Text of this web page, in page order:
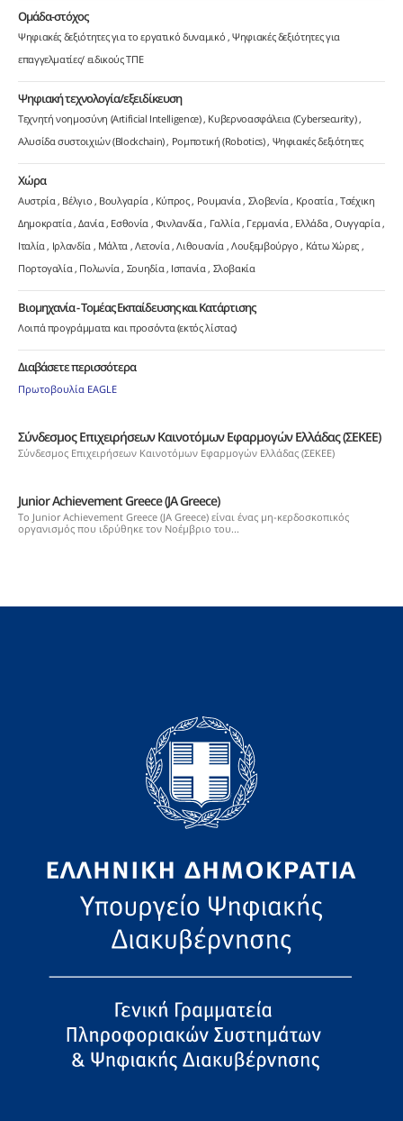
Ομάδα-στόχος
Ψηφιακές δεξιότητες για το εργατικό δυναμικό Ψηφιακές δεξιότητες για
επαγγελματίες/ ειδικούς ΤΠΕ
Ψηφιακή τεχνολογία/εξειδίκευση
Τεχνητή νοημοσύνη (Artificial Intelligence) Κυβερνοασφάλεια (Cybersecurity)
Αλυσίδα συστοιχιών (Blockchain)
Ρομποτική (Robotics) Ψηφιακές δεξιότητες
Χώρα
Αυστρία Βέλγιο Βουλγαρία Κύπρος Ρουμανία Σλοβενία Κροατία Τσέχικη
Δημοκρατία Δανία Εσθονία Φινλανδία Γαλλία Γερμανία Ελλάδα Ουγγαρία
Ιταλία
Ιρλανδία Μάλτα Λετονία Λιθουανία Λουξεμβούργο
Κάτω Χώρες
Πορτογαλία Πολωνία Σουηδία Ισπανία Σλοβακία
Βιομηχανία - Τομέας Εκπαίδευσης και Κατάρτισης
Λοιπά προγράμματα και προσόντα (εκτός λίστας)
Διαβάσετε περισσότερα
Πρωτοβουλία EAGLE
Σύνδεσμος Επιχειρήσεων Καινοτόμων Εφαρμογών Ελλάδας (ΣΕΚΕΕ)
Σύνδεσμος Επιχειρήσεων Καινοτόμων Εφαρμογών Ελλάδας (ΣΕΚΕΕ)
Junior Achievement Greece (JA Greece)
Tο Junior Achievement Greece (JA Greece) είναι ένας μη-κερδοσκοπικός
οργανισμός που ιδρύθηκε τον Νοέμβριο του...